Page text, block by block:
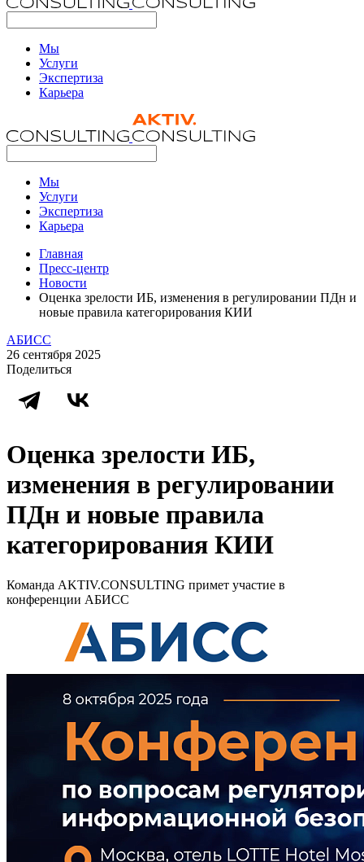
Мы
Услуги
Экспертиза
Карьера
Мы
Услуги
Экспертиза
Карьера
Главная
Пресс-центр
Новости
Оценка зрелости ИБ, изменения в регулировании ПДн и
новые правила категорирования КИИ
АБИСС
26 сентября 2025
Поделиться
Оценка зрелости ИБ,
изменения в регулировании
ПДн и новые правила
категорирования КИИ
Команда AKTIV.CONSULTING примет участие в
конференции АБИСС